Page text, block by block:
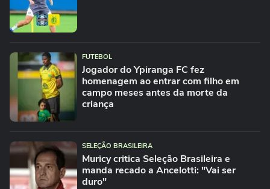
FUTEBOL
Jogador do Ypiranga FC fez
homenagem ao entrar com filho em
campo meses antes da morte da
criança
SELEÇÃO BRASILEIRA
Muricy critica Seleção Brasileira e
manda recado a Ancelotti: "Vai ser
duro"